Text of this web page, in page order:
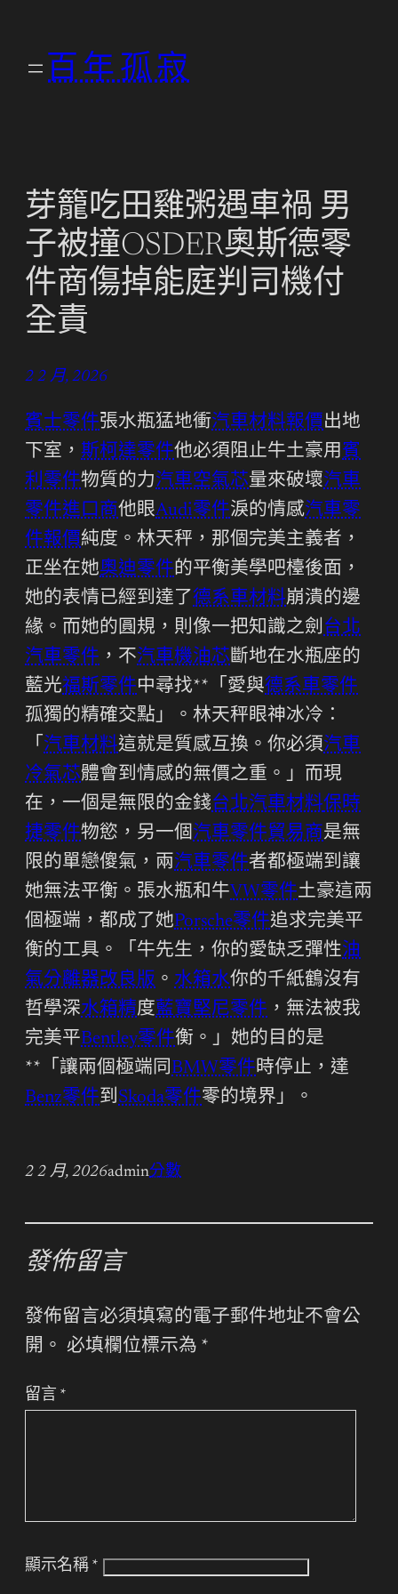
百年孤寂
芽籠吃田雞粥遇車禍 男
子被撞OSDER奧斯德零
件商傷掉能庭判司機付
全責
2 2 月, 2026
賓士零件張水瓶猛地衝汽車材料報價出地
下室， 斯柯達零件他必須阻止牛土豪用賓
利零件物質的力汽車空氣芯量來破壞汽車
零件進口商他眼Audi零件淚的情感汽車零
件報價純度。林天秤，那個完美主義者，
正坐在她奧迪零件的平衡美學吧檯後面，
她的表情已經到達了 德系車材料崩潰的邊
緣。而她的圓規，則像一把知識之劍台北
汽車零件 ，不汽車機油芯斷地在水瓶座的
藍光福斯零件中尋找**「愛與德系車零件
孤獨的精確交點」。林天秤眼神冰冷：
「 汽車材料這就是質感互換。你必須汽車
冷氣芯體會到情感的無價之重。」而現
在，一個是無限的金錢台北汽車材料保時
捷零件物慾，另一個汽車零件貿易商是無
限的單戀傻氣，兩汽車零件者都極端到讓
她無法平衡。張水瓶和牛VW零件土豪這兩
個極端，都成了她Porsche零件追求完美平
衡的工具。「牛先生，你的愛缺乏彈性油
氣分離器改良版 。 水箱水你的千紙鶴沒有
哲學深水箱精度藍寶堅尼零件 ，無法被我
完美平Bentley零件衡。」她的目的是
**「讓兩個極端同BMW零件時停止，達
Benz零件到Skoda零件零的境界」。
2 2 月, 2026admin分數
發佈留言
發佈留言必須填寫的電子郵件地址不會公
開。 必填欄位標示為 *
留言 *
顯示名稱 *